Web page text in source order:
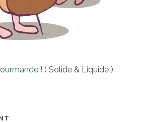
! ( Solide & Liquide )